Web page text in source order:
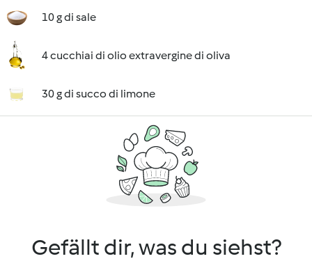
10 g di sale
4 cucchiai di olio extravergine di oliva
30 g di succo di limone
Gefällt dir, was du siehst?